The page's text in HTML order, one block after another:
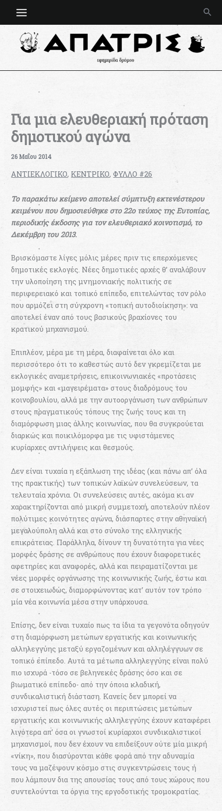
Για μια ελευθεριακή πρόταση
δημοτικού αγώνα
26 Μαΐου 2014
ΑΝΤΙΕΚΛΟΓΙΚΟ, ΚΕΝΤΡΙΚΟ,ΦΥΛΛΟ #26
Το παρακάτω κείμενο αποτελεί σύμπτυξη εκτενέστερου
κειμένου που δημοσιεύθηκε στο 22ο τεύχος της Ευτοπίας,
περιοδικής έκδοσης για τον ελευθεριακό κοινοτισμό, το
Δεκέμβρη του 2013.
Βρισκόμαστε λίγες μόλις μέρες πριν τις επερχόμενες
δηµοτικές εκλογές. Νέες δηµοτικές αρχές θ’ αναλάβουν
την υλοποίηση της µνηµονιακής πολιτικής σε
περιφερειακό και τοπικό επίπεδο, επιτελώντας τον ρόλο
που αρμόζει στη σύγχρονη «τοπική αυτοδιοίκηση»: να
αποτελεί έναν από τους βασικούς βραχίονες του
κρατικού µηχανισµού.
Επιπλέον, µέρα µε τη µέρα, διαφαίνεται όλο και
περισσότερο ότι το καθεστώς αυτό δεν γκρεµίζεται µε
εκλογικές αναµετρήσεις, επικοινωνιακές «προτάσεις
µοµφής» και «µαγειρέµατα» στους διαδρόµους του
κοινοβουλίου, αλλά µε την αυτοοργάνωση των ανθρώπων
στους πραγµατικούς τόπους της ζωής τους και τη
διαµόρφωση µιας άλλης κοινωνίας, που θα συγκρούεται
διαρκώς και ποικιλόµορφα µε τις υφιστάµενες
κυρίαρχες αντιλήψεις και θεσµούς.
Δεν είναι τυχαία η εξάπλωση της ιδέας (και πάνω απ’ όλα
της πρακτικής) των τοπικών λαϊκών συνελεύσεων, τα
τελευταία χρόνια. Οι συνελεύσεις αυτές, ακόµα κι αν
χαρακτηρίζονται από µικρή συµµετοχή, αποτελούν πλέον
πολύτιµες κοινότητες αγώνα, διάσπαρτες στην αθηναϊκή
µεγαλούπολη αλλά και στο σύνολο της ελληνικής
επικράτειας. Παράλληλα, δίνουν τη δυνατότητα για νέες
µορφές δράσης σε ανθρώπους που έχουν διαφορετικές
αφετηρίες και αναφορές, αλλά και πειραµατίζονται με
νέες µορφές οργάνωσης της κοινωνικής ζωής, έστω και
σε στοιχειωδώς, διαµορφώνοντας κατ’ αυτόν τον τρόπο
µία νέα κοινωνία µέσα στην υπάρχουσα.
Επίσης, δεν είναι τυχαίο πως τα ίδια τα γεγονότα οδηγούν
στη διαµόρφωση µετώπων εργατικής και κοινωνικής
αλληλεγγύης µεταξύ εργαζοµένων και αλληλέγγυων σε
τοπικό επίπεδο. Αυτά τα µέτωπα αλληλεγγύης είναι πολύ
πιο ισχυρά -τόσο σε βεληνεκές δράσης όσο και σε
βιωµατικό επίπεδο- από την όποια κλαδική,
συνδικαλιστική διάσταση. Κανείς δεν µπορεί να
ισχυριστεί πως όλες αυτές οι περιπτώσεις µετώπων
εργατικής και κοινωνικής αλληλεγγύης έχουν καταφέρει
λιγότερα απ’ όσα οι γνωστοί κυρίαρχοι συνδικαλιστικοί
µηχανισµοί, που δεν έχουν να επιδείξουν ούτε µία µικρή
«νίκη», που διασύρονται κάθε φορά από την αδυναµία
τους να μαζέψουν κόσµο στις συγκεντρώσεις τους ή
που λάµπουν δια της απουσίας τους από τους χώρους που
συντελούνται τα όργια της εργοδοτικής τροµοκρατίας.